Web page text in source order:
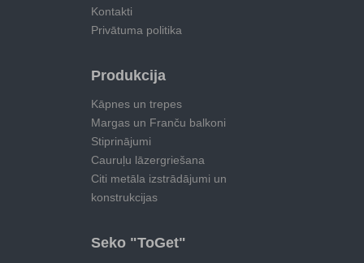
Kontakti
Privātuma politika
Produkcija
Kāpnes un trepes
Margas un Franču balkoni
Stiprinājumi
Cauruļu lāzergriešana
Citi metāla izstrādājumi un
konstrukcijas
Seko "ToGet"